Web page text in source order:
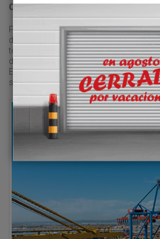
Conclusiones
Por su parte, Manuel Arana, director de
de Puertos del Estado, presentó las
técnicas del Observatorio, confirmando
desplazamiento de conectividad desde
Europea hacia enclaves de terceros
segmentos de contenedores y servicios